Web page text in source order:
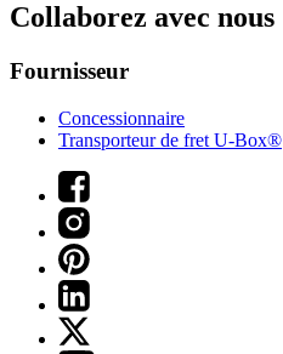
Collaborez avec nous
Fournisseur
Concessionnaire
Transporteur de fret U-Box®